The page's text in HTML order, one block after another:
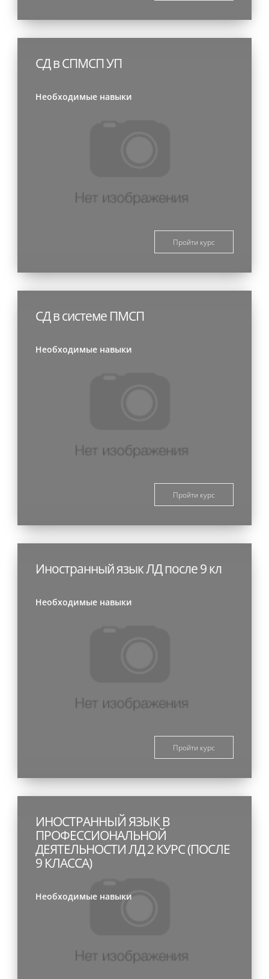
СД в СПМСП УП
Необходимые навыки
Пройти курс
СД в системе ПМСП
Необходимые навыки
Пройти курс
Иностранный язык ЛД после 9 кл
Необходимые навыки
Пройти курс
ИНОСТРАННЫЙ ЯЗЫК В
ПРОФЕССИОНАЛЬНОЙ
ДЕЯТЕЛЬНОСТИ ЛД 2 КУРС (ПОСЛЕ
9 КЛАССА)
Необходимые навыки